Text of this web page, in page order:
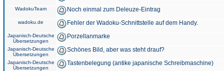
WadokuTeam Noch einmal zum Deleuze-Eintrag
wadoku.de Fehler der Wadoku-Schnittstelle auf dem Handy.
Japanisch-Deutsche
Übersetzungen
Porzellanmarke
Japanisch-Deutsche
Übersetzungen
Schönes Bild, aber was steht drauf?
Japanisch-Deutsche
Übersetzungen
Tastenbelegung (antike japanische Schreibmaschine)